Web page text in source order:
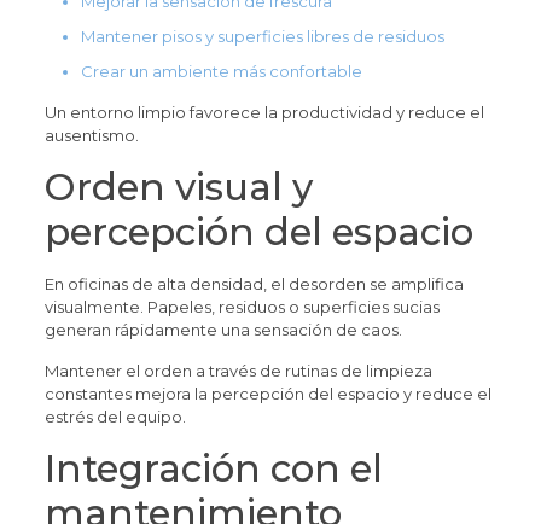
Mantener pisos y superficies libres de residuos
Crear un ambiente más confortable
Un entorno limpio favorece la productividad y reduce el
ausentismo.
Orden visual y
percepción del espacio
En oficinas de alta densidad, el desorden se amplifica
visualmente. Papeles, residuos o superficies sucias
generan rápidamente una sensación de caos.
Mantener el orden a través de rutinas de limpieza
constantes mejora la percepción del espacio y reduce el
estrés del equipo.
Integración con el
mantenimiento